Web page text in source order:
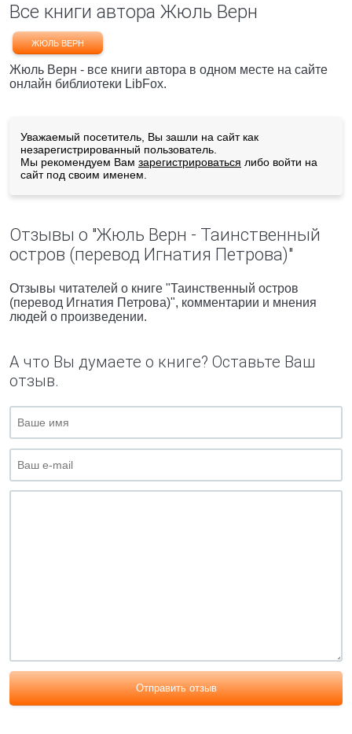
Все книги автора Жюль Верн
ЖЮЛЬ ВЕРН
Жюль Верн - все книги автора в одном месте на сайте
онлайн библиотеки LibFox.
Уважаемый посетитель, Вы зашли на сайт как
незарегистрированный пользователь.
Мы рекомендуем Вам зарегистрироваться либо войти на
сайт под своим именем.
Отзывы о "Жюль Верн - Таинственный
остров (перевод Игнатия Петрова)"
Отзывы читателей о книге "Таинственный остров
(перевод Игнатия Петрова)", комментарии и мнения
людей о произведении.
А что Вы думаете о книге? Оставьте Ваш
отзыв.
Отправить отзыв